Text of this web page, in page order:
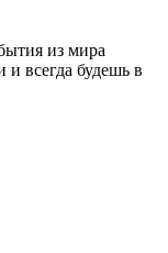
из мира
и всегда будешь в